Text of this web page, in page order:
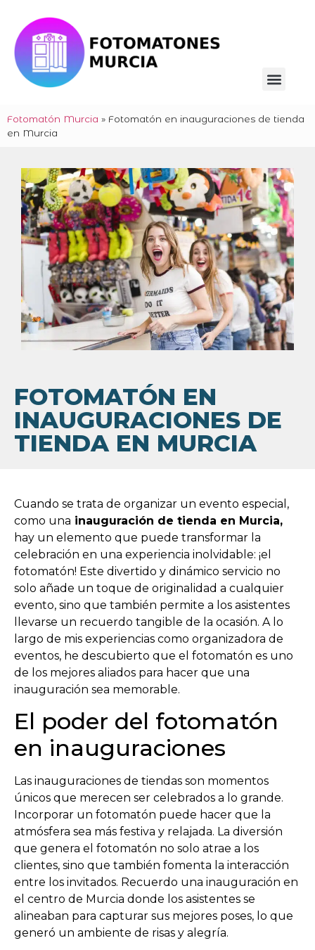
Fotomatón Murcia » Fotomatón en inauguraciones de tienda
en Murcia
FOTOMATÓN EN
INAUGURACIONES DE
TIENDA EN MURCIA
Cuando se trata de organizar un evento especial,
como una inauguración de tienda en Murcia,
hay un elemento que puede transformar la
celebración en una experiencia inolvidable: ¡el
fotomatón! Este divertido y dinámico servicio no
solo añade un toque de originalidad a cualquier
evento, sino que también permite a los asistentes
llevarse un recuerdo tangible de la ocasión. A lo
largo de mis experiencias como organizadora de
eventos, he descubierto que el fotomatón es uno
de los mejores aliados para hacer que una
inauguración sea memorable.
El poder del fotomatón
en inauguraciones
Las inauguraciones de tiendas son momentos
únicos que merecen ser celebrados a lo grande.
Incorporar un fotomatón puede hacer que la
atmósfera sea más festiva y relajada. La diversión
que genera el fotomatón no solo atrae a los
clientes, sino que también fomenta la interacción
entre los invitados. Recuerdo una inauguración en
el centro de Murcia donde los asistentes se
alineaban para capturar sus mejores poses, lo que
generó un ambiente de risas y alegría.